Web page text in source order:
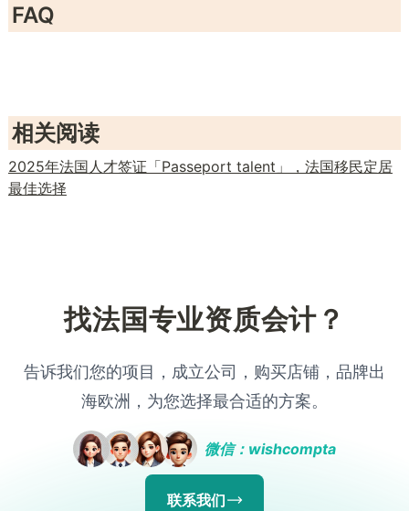
FAQ
相关阅读
2025年法国人才签证「Passeport talent」，法国移民定居
最佳选择
找法国专业资质会计？
告诉我们您的项目，成立公司，购买店铺，品牌出
海欧洲，为您选择最合适的方案。
微信：wishcompta
联系我们